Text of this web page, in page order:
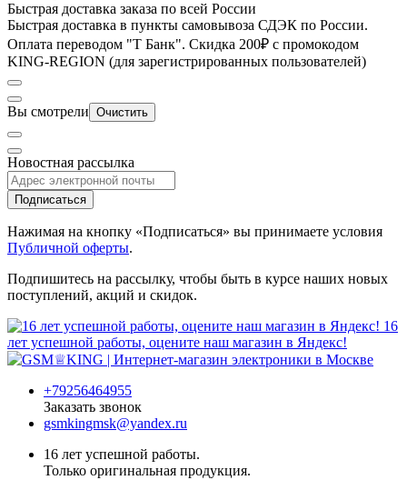
Быстрая доставка заказа по всей России
Быстрая доставка в пункты самовывоза СДЭК по России.
Оплата переводом "Т Банк". Скидка 200₽ с промокодом
KING-REGION (для зарегистрированных пользователей)
Вы смотрели Очистить
Новостная рассылка
Подписаться
Нажимая на кнопку «Подписаться» вы принимаете условия
Публичной оферты.
Подпишитесь на рассылку, чтобы быть в курсе наших новых
поступлений, акций и скидок.
16
лет успешной работы, оцените наш магазин в Яндекс!
+79256464955
Заказать звонок
gsmkingmsk@yandex.ru
16 лет успешной работы.
Только оригинальная продукция.